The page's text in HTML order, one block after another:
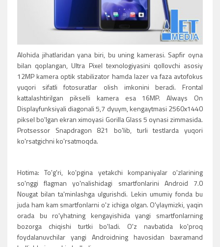
Alohida jihatlaridan yana biri, bu uning kamerasi. Sapfir oyna
bilan qoplangan, Ultra Pixel texnologiyasini qollovchi asosiy
12MP kamera optik stabilizator hamda lazer va faza avtofokus
yuqori sifatli fotosuratlar olish imkonini beradi. Frontal
kattalashtirilgan pikselli kamera esa 16MP. Always On
Displayfunksiyali diagonali 5,7 dyuym, kengaytmasi 2560x1440
piksel bo'lgan ekran ximoyasi Gorilla Glass 5 oynasi zimmasida.
Protsessor Snapdragon 821 bo'lib, turli testlarda yuqori
ko'rsatgichni ko'rsatmoqda.
Hotima: To'g'ri, ko'pgina yetakchi kompaniyalar o'zlarining
so'nggi flagman yo'nalishidagi smartfonlarini Android 7.0
Nougat bilan ta'minlashga ulgurishdi. Lekin umumiy fonda bu
juda ham kam smartfonlarni o'z ichiga olgan. O'ylaymizki, yaqin
orada bu ro'yhatning kengayishida yangi smartfonlarning
bozorga chiqishi turtki bo'ladi. O'z navbatida ko'proq
foydalanuvchilar yangi Androidning havosidan baxramand